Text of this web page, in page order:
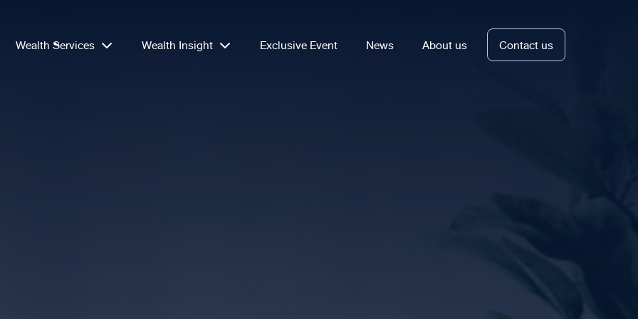
Wealth Services Wealth Insight Exclusive Event News About us Contact us